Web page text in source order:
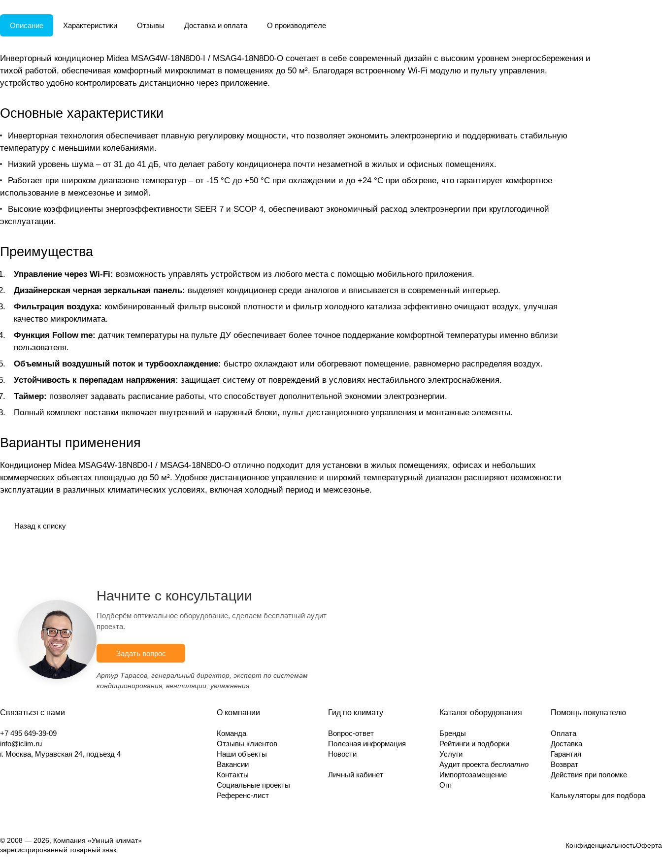
Описание Характеристики Отзывы Доставка и оплата О производителе
Инверторный кондиционер Midea MSAG4W-18N8D0-I / MSAG4-18N8D0-O сочетает в себе современный дизайн с высоким уровнем энергосбережения и
тихой работой, обеспечивая комфортный микроклимат в помещениях до 50 м². Благодаря встроенному Wi-Fi модулю и пульту управления,
устройство удобно контролировать дистанционно через приложение.
Основные характеристики
Инверторная технология обеспечивает плавную регулировку мощности, что позволяет экономить электроэнергию и поддерживать стабильную
температуру с меньшими колебаниями.
Низкий уровень шума – от 31 до 41 дБ, что делает работу кондиционера почти незаметной в жилых и офисных помещениях.
Работает при широком диапазоне температур – от -15 °C до +50 °C при охлаждении и до +24 °C при обогреве, что гарантирует комфортное
использование в межсезонье и зимой.
Высокие коэффициенты энергоэффективности SEER 7 и SCOP 4, обеспечивают экономичный расход электроэнергии при круглогодичной
эксплуатации.
Преимущества
Управление через Wi-Fi: возможность управлять устройством из любого места с помощью мобильного приложения.
Дизайнерская черная зеркальная панель: выделяет кондиционер среди аналогов и вписывается в современный интерьер.
Фильтрация воздуха: комбинированный фильтр высокой плотности и фильтр холодного катализа эффективно очищают воздух, улучшая
качество микроклимата.
Функция Follow me: датчик температуры на пульте ДУ обеспечивает более точное поддержание комфортной температуры именно вблизи
пользователя.
Объемный воздушный поток и турбоохлаждение: быстро охлаждают или обогревают помещение, равномерно распределяя воздух.
Устойчивость к перепадам напряжения: защищает систему от повреждений в условиях нестабильного электроснабжения.
Таймер: позволяет задавать расписание работы, что способствует дополнительной экономии электроэнергии.
Полный комплект поставки включает внутренний и наружный блоки, пульт дистанционного управления и монтажные элементы.
Варианты применения
Кондиционер Midea MSAG4W-18N8D0-I / MSAG4-18N8D0-O отлично подходит для установки в жилых помещениях, офисах и небольших
коммерческих объектах площадью до 50 м². Удобное дистанционное управление и широкий температурный диапазон расширяют возможности
эксплуатации в различных климатических условиях, включая холодный период и межсезонье.
Назад к списку
Начните с консультации
Подберём оптимальное оборудование, сделаем бесплатный аудит
проекта.
Задать вопрос
Артур Тарасов, генеральный директор, эксперт по системам
кондиционирования, вентиляции, увлажнения
Связаться с нами
+7 495 649-39-09
info@iclim.ru
г. Москва, Муравская 24, подъезд 4
О компании
Команда
Отзывы клиентов
Наши объекты
Вакансии
Контакты
Социальные проекты
Референс-лист
Гид по климату
Вопрос-ответ
Полезная информация
Новости
Личный кабинет
Каталог оборудования
Бренды
Рейтинги и подборки
Услуги
Аудит проекта бесплатно
Импортозамещение
Опт
Помощь покупателю
Оплата
Доставка
Гарантия
Возврат
Действия при поломке
Калькуляторы для подбора
© 2008 — 2026, Компания «Умный климат»
зарегистрированный товарный знак
КонфиденциальностьОферта